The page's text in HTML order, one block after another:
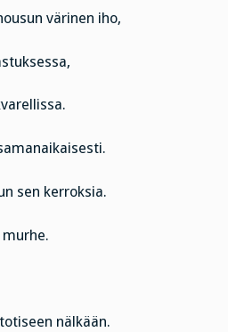
värinen iho,
sen kerroksia.
nälkään.